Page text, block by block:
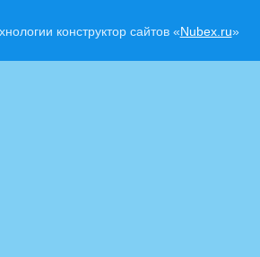
конструктор сайтов «Nubex.ru»